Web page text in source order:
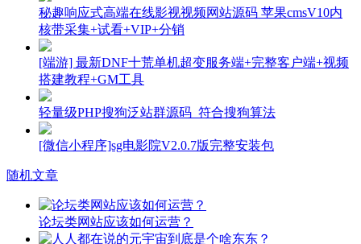
秘趣响应式高端在线影视视频网站源码 苹果cmsV10内
核带采集+试看+VIP+分销
[端游] 最新DNF十荒单机超变服务端+完整客户端+视频
搭建教程+GM工具
轻量级PHP搜狗泛站群源码_符合搜狗算法
[微信小程序]sg电影院V2.0.7版完整安装包
随机文章
论坛类网站应该如何运营？